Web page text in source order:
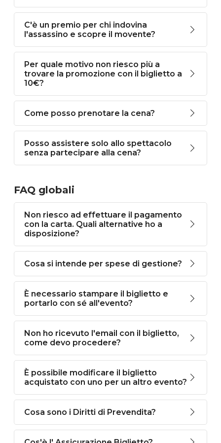
C'è un premio per chi indovina
l'assassino e scopre il movente?
Per quale motivo non riesco più a
trovare la promozione con il biglietto a
10€?
Come posso prenotare la cena?
Posso assistere solo allo spettacolo
senza partecipare alla cena?
FAQ globali
Non riesco ad effettuare il pagamento
con la carta. Quali alternative ho a
disposizione?
Cosa si intende per spese di gestione?
È necessario stampare il biglietto e
portarlo con sé all'evento?
Non ho ricevuto l'email con il biglietto,
come devo procedere?
È possibile modificare il biglietto
acquistato con uno per un altro evento?
Cosa sono i Diritti di Prevendita?